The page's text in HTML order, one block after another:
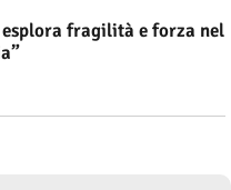
fragilità e forza nel